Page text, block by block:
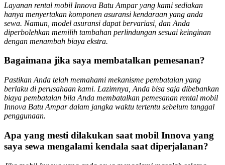
Layanan rental mobil Innova Batu Ampar yang kami sediakan
hanya menyertakan komponen asuransi kendaraan yang anda
sewa. Namun, model asuransi dapat bervariasi, dan Anda
diperbolehkan memilih tambahan perlindungan sesuai keinginan
dengan menambah biaya ekstra.
Bagaimana jika saya membatalkan pemesanan?
Pastikan Anda telah memahami mekanisme pembatalan yang
berlaku di perusahaan kami. Lazimnya, Anda bisa saja dibebankan
biaya pembatalan bila Anda membatalkan pemesanan rental mobil
Innova Batu Ampar dalam jangka waktu tertentu sebelum tanggal
penggunaan.
Apa yang mesti dilakukan saat mobil Innova yang
saya sewa mengalami kendala saat diperjalanan?